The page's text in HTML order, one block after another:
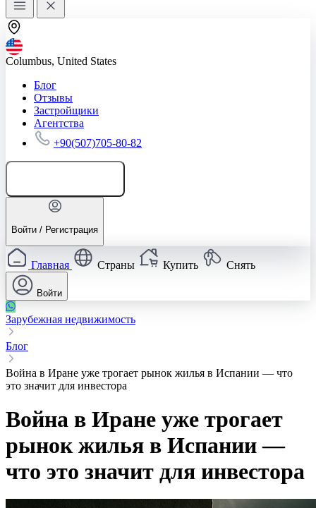
Columbus, United States
Блог
Отзывы
Застройщики
Агентства
+90(507)705-80-82
Войти / Регистрация
Главная Страны Купить Снять
Войти
Зарубежная недвижимость
Блог
Война в Иране уже трогает рынок жилья в Испании — что
это значит для инвестора
Война в Иране уже трогает
рынок жилья в Испании —
что это значит для инвестора